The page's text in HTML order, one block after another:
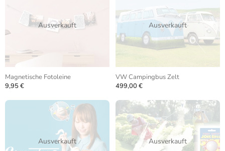
Ausverkauft
Magnetische Fotoleine
9,95 €
Ausverkauft
VW Campingbus Zelt
499,00 €
Ausverkauft Ausverkauft